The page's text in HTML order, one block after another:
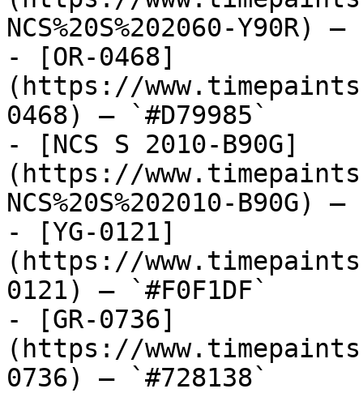
NCS%20S%202060-Y90R)
- [OR-0468]
(https://
0468) — `#D79985`
- [NCS S 2010-B90G]
(https://
NCS%20S%202010-B90G)
- [YG-0121]
(https://
0121) — `#F0F1DF`
- [GR-0736]
(https://
0736) — `#728138`